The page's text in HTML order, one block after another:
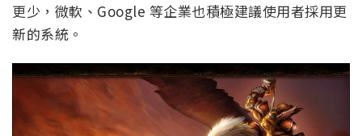
更少，微軟、Google 等企業也積極建議使用者採用更
新的系統。